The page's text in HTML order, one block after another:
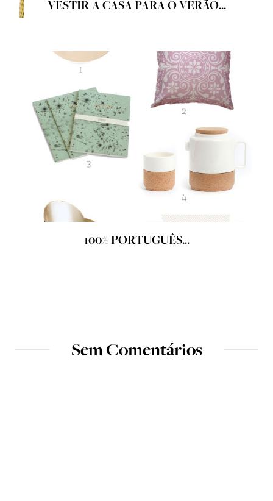
VESTIR A CASA PARA O VERÃO...
100% PORTUGUÊS...
Sem Comentários